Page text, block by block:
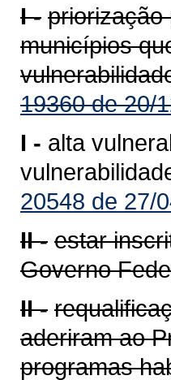
I - priorização
municípios
19360 de 20/
I - alta
20548 de 27/
II - estar
Governo
II -
aderiram ao
programas